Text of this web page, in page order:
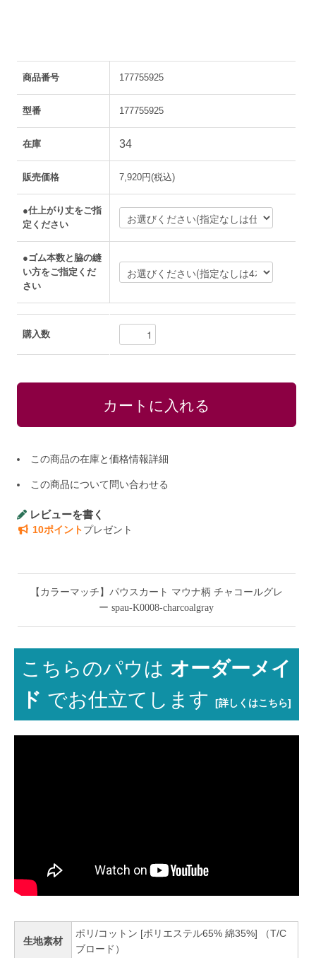
商品番号 177755925
型番 177755925
在庫 34
販売価格 7,920円(税込)
●仕上がり丈をご指
定ください
●ゴム本数と脇の縫
い方をご指定くだ
さい
購入数
この商品の在庫と価格情報詳細
この商品について問い合わせる
レビューを書く
10ポイントプレゼント
【カラーマッチ】パウスカート マウナ柄 チャコールグレ
ー spau-K0008-charcoalgray
こちらのパウは オーダーメイ
ド でお仕立てします[詳しくはこちら]
生地素材
ポリ/コットン [ポリエステル65% 綿35%] （T/C
ブロード）